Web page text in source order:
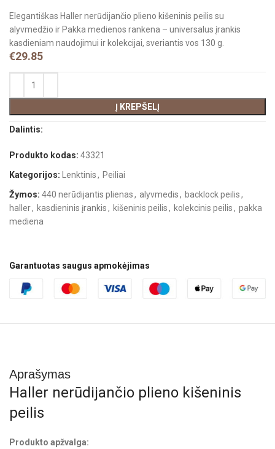
Elegantiškas Haller nerūdijančio plieno kišeninis peilis su
alyvmedžio ir Pakka medienos rankena – universalus įrankis
kasdieniam naudojimui ir kolekcijai, sveriantis vos 130 g.
€29.85
Į KREPŠELĮ
Dalintis:
Produkto kodas:43321
Kategorijos:
Lenktinis, Peiliai
Žymos: 440 nerūdijantis plienas, alyvmedis, backlock peilis,
haller, kasdieninis įrankis, kišeninis peilis, kolekcinis peilis, pakka
mediena
Garantuotas saugus apmokėjimas
Aprašymas
Haller nerūdijančio plieno kišeninis
peilis
Produkto apžvalga: